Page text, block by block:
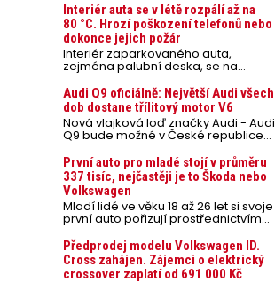
Interiér auta se v létě rozpálí až na
80 °C. Hrozí poškození telefonů nebo
dokonce jejich požár
Interiér zaparkovaného auta,
zejména palubní deska, se na
přímém slunci může během letních
veder rozpálit až na 80 °C. Takové
teploty představují nebezpečí pro
odložené mobilní telefony,
powerbanky nebo notebooky. Můžou
urychlit stárnutí baterií, poškodit
případech i zvýšit riziko požáru.
Audi Q9 oficiálně: Největší Audi všech
dob dostane třílitový motor V6
Nová vlajková loď značky Audi - Audi
Q9 bude možné v České republice
objednávat od prvního srpnového
týdne 2026, kde budou oznámeny
také české ceny.
První auto pro mladé stojí v průměru
337 tisíc, nejčastěji je to Škoda nebo
Volkswagen
Mladí lidé ve věku 18 až 26 let si svoje
první auto pořizují prostřednictvím
úvěrového financování jako ojeté. Je
to tak u 93,3 % lidí, jen 6,7 % si pořídí
nové auto. Průměrná pořizovací
cena vozu dosahuje 337 tisíc korun a
průměrná financovaná částka
Předprodej modelu Volkswagen ID.
Cross zahájen. Zájemci o elektrický
crossover zaplatí od 691 000 Kč